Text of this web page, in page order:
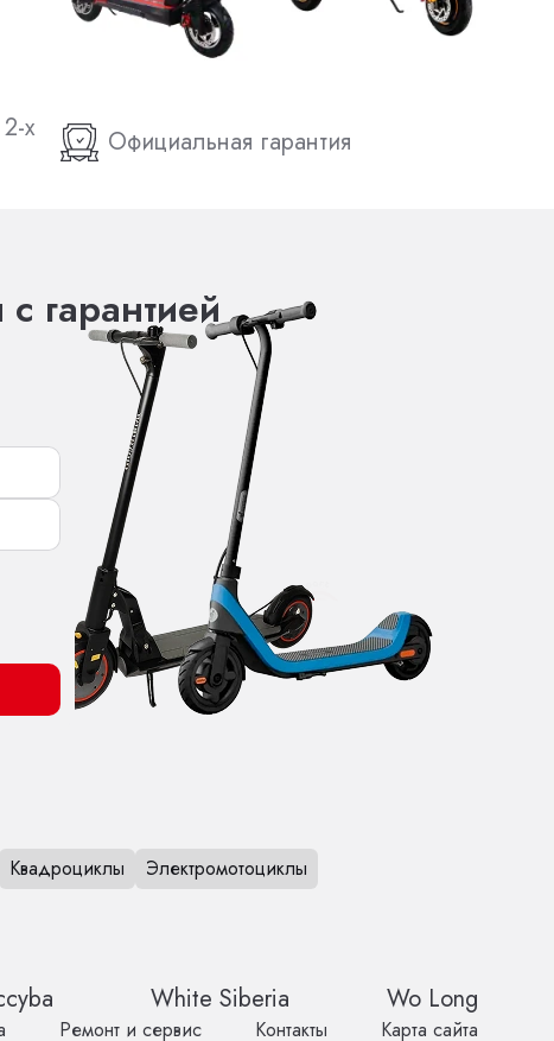
х
Официальная гарантия
гарантией
Квадроциклы
Электромотоциклы
White Siberia Wo Long
Ремонт и сервис Контакты Карта сайта